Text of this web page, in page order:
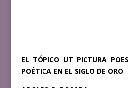
EL TÓPICO UT PICTURA
POÉTICA EN EL SIGLO DE ORO